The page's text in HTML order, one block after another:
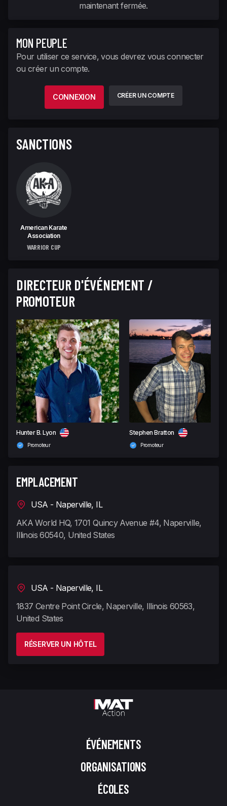
maintenant fermée.
MON PEUPLE
Pour utiliser ce service, vous devrez vous connecter
ou créer un compte.
CONNEXION CRÉER UN COMPTE
SANCTIONS
American Karate
Association
WARRIOR CUP
DIRECTEUR D'ÉVÉNEMENT /
PROMOTEUR
Hunter B. Lyon
Promoteur
Stephen Bratton
Promoteur
EMPLACEMENT
USA - Naperville, IL
AKA World HQ, 1701 Quincy Avenue #4, Naperville,
Illinois 60540, United States
USA - Naperville, IL
1837 Centre Point Circle, Naperville, Illinois 60563,
United States
RÉSERVER UN HÔTEL
ÉVÉNEMENTS
ORGANISATIONS
ÉCOLES